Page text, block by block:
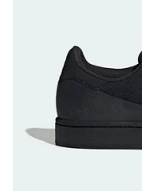
防水鞋推薦
GORE-TEX：
全天候越野跑鞋
防水鞋推薦
感軟彈、搭載